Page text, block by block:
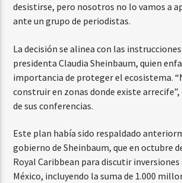
desistirse, pero nosotros no lo vamos a
ante un grupo de periodistas.
La decisión se alinea con las
presidenta Claudia Sheinbaum, quien
importancia de proteger el ecosistema.
construir en zonas donde existe arrecife”,
de sus conferencias.
Este plan había sido respaldado
gobierno de Sheinbaum, que en octubre
Royal Caribbean para discutir
México, incluyendo la suma de 1.000